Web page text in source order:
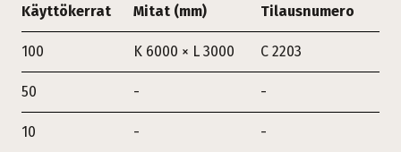
Käyttökerrat Mitat (mm) Tilausnumero
100 K 6000 × L 3000 C 2203
50 - -
10 -
-